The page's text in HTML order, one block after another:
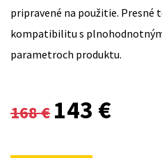
pripravené na použitie. Presné
kompatibilitu s
parametroch produktu.
168€
Original
143 €